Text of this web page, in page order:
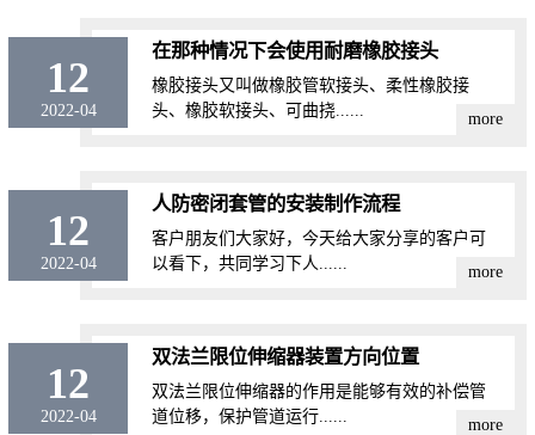
12
2022-04
在那种情况下会使用耐磨橡胶接头
橡胶接头又叫做橡胶管软接头、柔性橡胶接
头、橡胶软接头、可曲挠......
more
12
2022-04
人防密闭套管的安装制作流程
客户朋友们大家好，今天给大家分享的客户可
以看下，共同学习下人......
more
12
2022-04
双法兰限位伸缩器装置方向位置
双法兰限位伸缩器的作用是能够有效的补偿管
道位移，保护管道运行......
more